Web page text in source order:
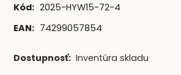
Kód: 2025-HYW15-72-4
EAN: 74299057854
Dostupnosť: Inventúra skladu